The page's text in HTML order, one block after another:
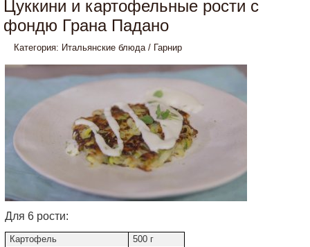
Цуккини и картофельные рости с
фондю Грана Падано
Категория: Итальянские блюда/ Гарнир
Для 6 рости:
Картофель
500 г